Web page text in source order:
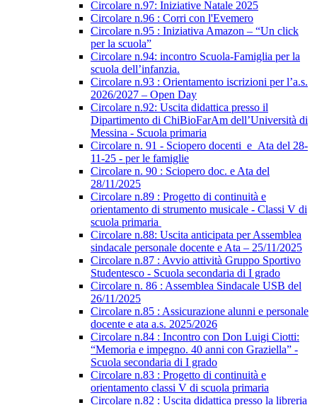
Circolare n.97: Iniziative Natale 2025
Circolare n.96 : Corri con l'Evemero
Circolare n.95 : Iniziativa Amazon – “Un click
per la scuola”
Circolare n.94: incontro Scuola-Famiglia per la
scuola dell’infanzia.
Circolare n.93 : Orientamento iscrizioni per l’a.s.
2026/2027 – Open Day
Circolare n.92: Uscita didattica presso il
Dipartimento di ChiBioFarAm dell’Università di
Messina - Scuola primaria
Circolare n. 91 - Sciopero docenti_e_Ata del 28-
11-25 - per le famiglie
Circolare n. 90 : Sciopero doc. e Ata del
28/11/2025
Circolare n.89 : Progetto di continuità e
orientamento di strumento musicale - Classi V di
scuola primaria
Circolare n.88: Uscita anticipata per Assemblea
sindacale personale docente e Ata – 25/11/2025
Circolare n.87 : Avvio attività Gruppo Sportivo
Studentesco - Scuola secondaria di I grado
Circolare n. 86 : Assemblea Sindacale USB del
26/11/2025
Circolare n.85 : Assicurazione alunni e personale
docente e ata a.s. 2025/2026
Circolare n.84 : Incontro con Don Luigi Ciotti:
“Memoria e impegno. 40 anni con Graziella” -
Scuola secondaria di I grado
Circolare n.83 : Progetto di continuità e
orientamento classi V di scuola primaria
Circolare n.82 : Uscita didattica presso la libreria